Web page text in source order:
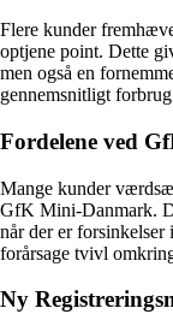
Flere kunder
optjene point. Dette
men også en
gennemsnitligt
Fordelene ved
Mange kunder
GfK Mini-Danmark.
når der er
forårsage tvivl
Ny